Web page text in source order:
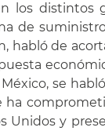
los distintos
de
habló de
se
Unidos y